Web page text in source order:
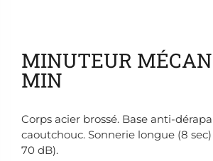
MINUTEUR
MIN
Corps acier brossé. Base anti-
caoutchouc. Sonnerie longue (8
70 dB).